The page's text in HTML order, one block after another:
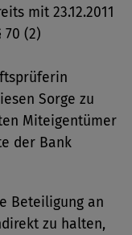
mit 23.12.2011
70 (2)
Sorge zu
Miteigentümer
der Bank
Beteiligung an
zu halten,